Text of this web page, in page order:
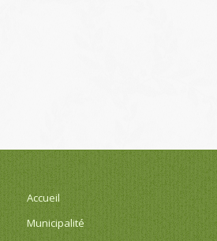
Accueil
Municipalité